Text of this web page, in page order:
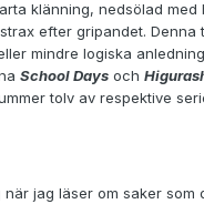
klänning, nedsölad med
efter gripandet. Denna
mindre logiska
School Days och
tolv av respektive
när jag läser om saker som